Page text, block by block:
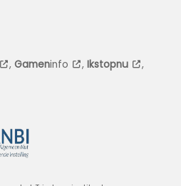
, Gameninfo , Ikstopnu
,